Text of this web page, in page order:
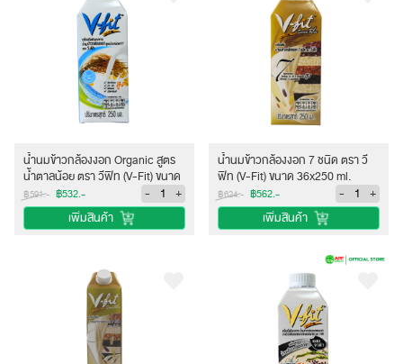
น้ำนมข้าวกล้องงอก Organic สูตร
น้ำตาลน้อย ตรา วีฟิท (V-Fit) ขนาด
36x250 ml.
฿591.- ฿532.- -
+
เพิ่มสินค้า
น้ำนมข้าวกล้องงอก 7 ชนิด ตรา วี
ฟิท (V-Fit) ขนาด 36x250 ml.
฿624.- ฿562.- -
+
เพิ่มสินค้า